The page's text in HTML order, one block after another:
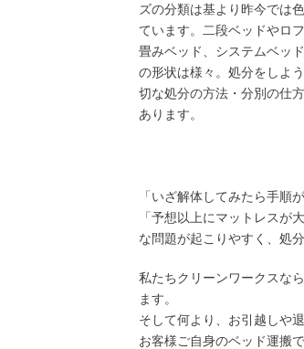
ズの分類は基より昨今では
ています。二段ベッドやロ
畳みベッド、システムベッ
の形状は様々。処分をしよ
切な処分の方法・分別の仕
あります。
「いざ解体してみたら手順
「予想以上にマットレスが
な問題が起こりやすく、処
私たちクリーンワークスな
ます。
そして何より、お引越しや
お客様ご自身のベッド運搬